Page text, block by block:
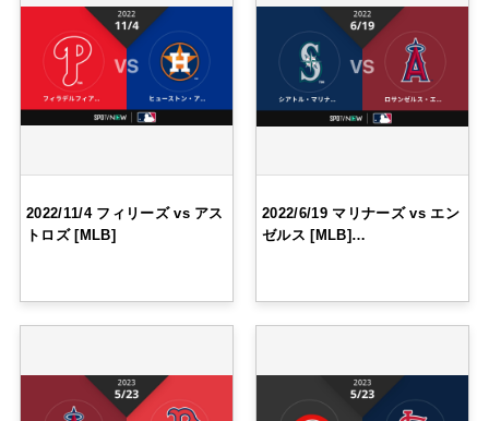
2022/11/4 フィリーズ vs アス
トロズ [MLB]
2022/6/19 マリナーズ vs エン
ゼルス [MLB]…